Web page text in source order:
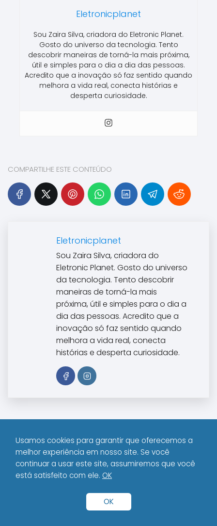
Eletronicplanet
Sou Zaira Silva, criadora do Eletronic Planet.
Gosto do universo da tecnologia. Tento
descobrir maneiras de torná-la mais próxima,
útil e simples para o dia a dia das pessoas.
Acredito que a inovação só faz sentido quando
melhora a vida real, conecta histórias e
desperta curiosidade.
COMPARTILHE ESTE CONTEÚDO
Eletronicplanet
Sou Zaira Silva, criadora do
Eletronic Planet. Gosto do universo
da tecnologia. Tento descobrir
maneiras de torná-la mais
próxima, útil e simples para o dia a
dia das pessoas. Acredito que a
inovação só faz sentido quando
melhora a vida real, conecta
histórias e desperta curiosidade.
programar, notebook
ou PC?
comprar um PC
Conteúdo Relacionado
Usamos cookies para garantir que oferecemos a
melhor experiência em nosso site. Se você
continuar a usar este site, assumiremos que você
está satisfeito com ele. OK
OK